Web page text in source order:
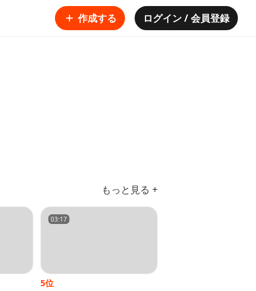
作成する ログイン / 会員登録
もっと見る +
03:17
5位